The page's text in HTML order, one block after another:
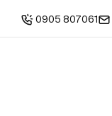
0905 807061